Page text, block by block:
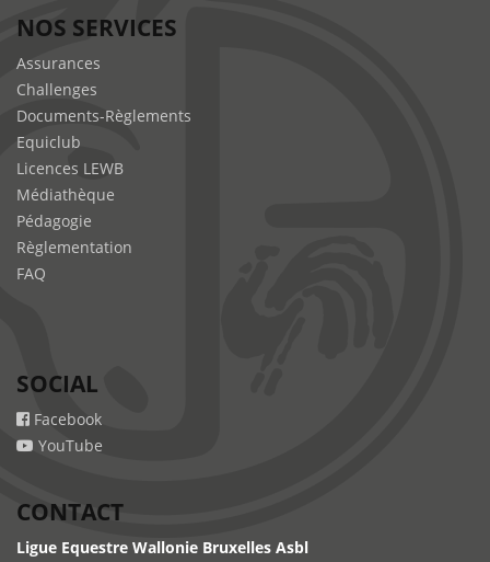
NOS SERVICES
Assurances
Challenges
Documents-Règlements
Equiclub
Licences LEWB
Médiathèque
Pédagogie
Règlementation
FAQ
SOCIAL
Facebook
YouTube
CONTACT
Ligue Equestre Wallonie Bruxelles Asbl